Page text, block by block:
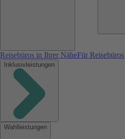
Reisebüros in Ihrer NäheFür Reisebüros
Inklusivleistungen
Wahlleistungen